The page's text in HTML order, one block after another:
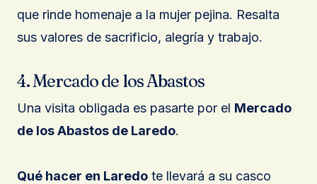
que rinde homenaje a la mujer pejina. Resalta
sus valores de sacrificio, alegría y trabajo.
4. Mercado de los Abastos
Una visita obligada es pasarte por el Mercado
de los Abastos de Laredo.
Qué hacer en Laredo te llevará a su casco